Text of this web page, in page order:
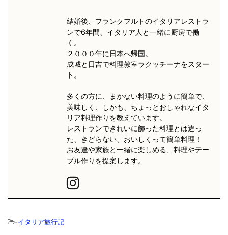
結婚後、フランクフルトのイタリアレストラ
ンで6年間、イタリア人と一緒に厨房で働
く。
２０００年に日本へ帰国。
成城と日吉で料理教室ラクッチーナをスター
ト。
多くの方に、まかない料理のように簡単で、
美味しく、しかも、ちょっとおしゃれなイタ
リア料理作りを教えています。
レストランできれいに飾った料理とは違っ
た、きどらない、おいしくって簡単料理！
お友達や家族と一緒に楽しめる、料理やテー
ブル作りを提案します。
-イタリア旅行記